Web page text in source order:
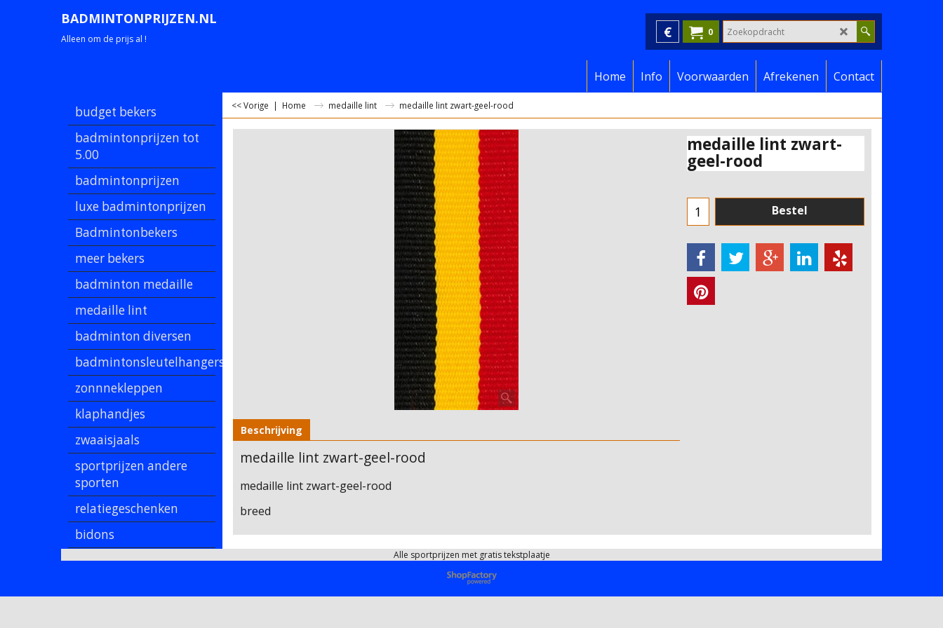
BADMINTONPRIJZEN.NL
Alleen om de prijs al !
0
€
Home Info Voorwaarden Afrekenen Contact
budget bekers
badmintonprijzen tot
5.00
badmintonprijzen
luxe badmintonprijzen
Badmintonbekers
meer bekers
badminton medaille
medaille lint
badminton diversen
badmintonsleutelhangers
zonnnekleppen
klaphandjes
zwaaisjaals
sportprijzen andere
sporten
relatiegeschenken
bidons
<< Vorige | Home medaille lint medaille lint zwart-geel-rood
medaille lint zwart-
geel-rood
Bestel
Beschrijving
medaille lint zwart-geel-rood
medaille lint zwart-geel-rood
breed
Alle sportprijzen met gratis tekstplaatje
Webwinkel gemaakt met ShopFactory webwinkel software.